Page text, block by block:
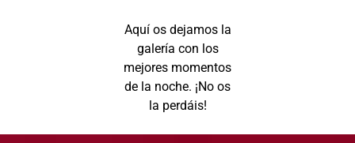
Aquí os dejamos la
galería con los
mejores momentos
de la noche. ¡No os
la perdáis!